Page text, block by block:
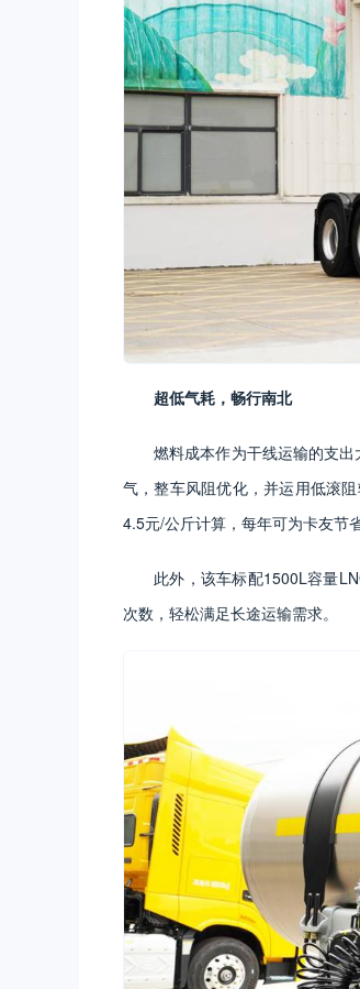
超低气耗， 畅行南北
燃料成本作为干线运输的支
气，整车风阻优化，并运用低滚
4.5元/公斤计算，每年可为卡友节
此外，该车标配1500L容量
次数，轻松满足长途运输需求。